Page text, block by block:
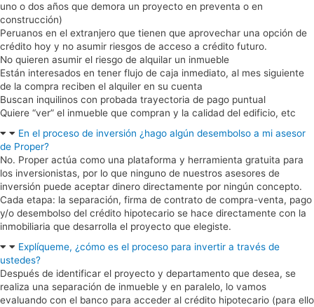
uno o dos años que demora un proyecto en preventa o en
construcción)
Peruanos en el extranjero que tienen que aprovechar una opción de
crédito hoy y no asumir riesgos de acceso a crédito futuro.
No quieren asumir el riesgo de alquilar un inmueble
Están interesados en tener flujo de caja inmediato, al mes siguiente
de la compra reciben el alquiler en su cuenta
Buscan inquilinos con probada trayectoria de pago puntual
Quiere “ver” el inmueble que compran y la calidad del edificio, etc
En el proceso de inversión ¿hago algún desembolso a mi asesor
de Proper?
No. Proper actúa como una plataforma y herramienta gratuita para
los inversionistas, por lo que ninguno de nuestros asesores de
inversión puede aceptar dinero directamente por ningún concepto.
Cada etapa: la separación, firma de contrato de compra-venta, pago
y/o desembolso del crédito hipotecario se hace directamente con la
inmobiliaria que desarrolla el proyecto que elegiste.
Explíqueme, ¿cómo es el proceso para invertir a través de
ustedes?
Después de identificar el proyecto y departamento que desea, se
realiza una separación de inmueble y en paralelo, lo vamos
evaluando con el banco para acceder al crédito hipotecario (para ello